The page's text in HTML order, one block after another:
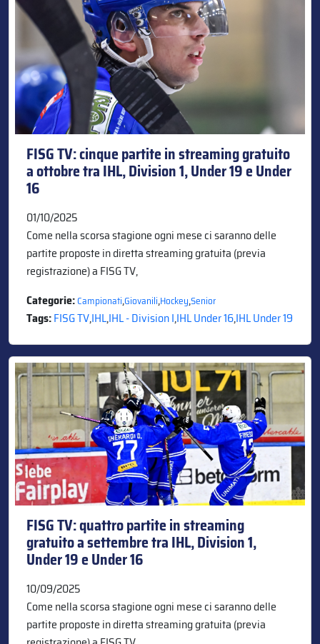
FISG TV: cinque partite in streaming gratuito
a ottobre tra IHL, Division 1, Under 19 e Under
16
01/10/2025
Come nella scorsa stagione ogni mese ci saranno delle
partite proposte in diretta streaming gratuita (previa
registrazione) a FISG TV,
Categorie:Campionati,Giovanili,Hockey,Senior
Tags:FISG TV,IHL,IHL - Division I,IHL Under 16,IHL Under 19
FISG TV: quattro partite in streaming
gratuito a settembre tra IHL, Division 1,
Under 19 e Under 16
10/09/2025
Come nella scorsa stagione ogni mese ci saranno delle
partite proposte in diretta streaming gratuita (previa